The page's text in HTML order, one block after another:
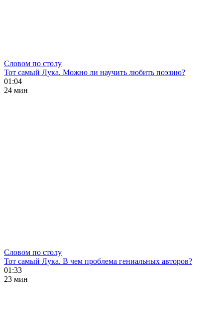
Словом по столу
Тот самый Лука. Можно ли научить любить поэзию?
01:04
24 мин
Словом по столу
Тот самый Лука. В чем проблема гениальных авторов?
01:33
23 мин